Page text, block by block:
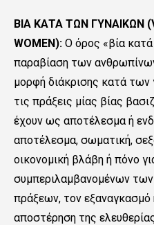
ΒΙΑ ΚΑΤΑ ΤΩΝ ΓΥΝΑΙΚΩΝ
WOMEN): Ο όρος «βία
παραβίαση των
μορφή διάκρισης κατά των
τις πράξεις μίας βίας
έχουν ως αποτέλεσμα ή
αποτέλεσμα, σωματική,
οικονομική βλάβη ή πόνο
συμπεριλαμβανομένων
πράξεων, τον εξαναγκασμό
αποστέρηση της